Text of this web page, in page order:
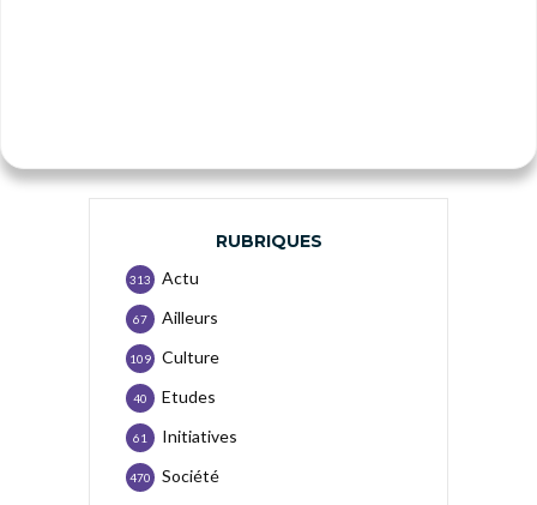
RUBRIQUES
Actu
313
Ailleurs
67
Culture
109
Etudes
40
Initiatives
61
Société
470